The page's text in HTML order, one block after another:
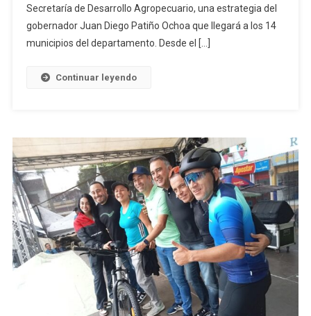
Secretaría de Desarrollo Agropecuario, una estrategia del
gobernador Juan Diego Patiño Ochoa que llegará a los 14
municipios del departamento. Desde el […]
Continuar leyendo